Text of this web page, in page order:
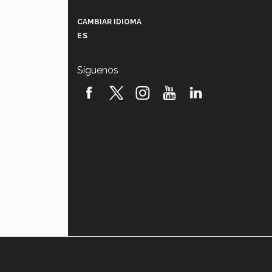
robótica FIRST 2026! (video)
CAMBIAR IDIOMA
ES
Síguenos